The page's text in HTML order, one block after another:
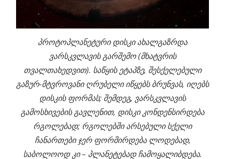
პროტოპლანეტური დისკი ახალგაზრდა
ვარსკვლავის გარშემო (მხატვრის
თვალთახედვით). საწყის ეტაპზე, შესქელებული
გაზურ-მტვროვანი ღრუბელი იწყებს ბრუნვას, იღებს
დისკის ფორმას; შემდეგ, ვარსკვლავის
გამოსხივების გავლენით, დისკი კონდენსირდება
რგოლებად; რგოლებში არსებული სქელი
ჩანართები ჯერ ფორმირდება ლოდებად,
საბოლოოდ კი – პლანეტებად ჩამოყალიბდება.